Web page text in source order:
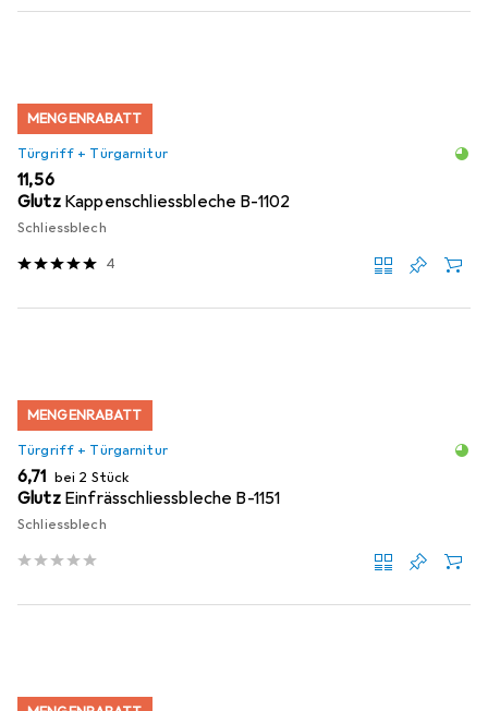
MENGENRABATT
Türgriff + Türgarnitur
EUR
11,56
Glutz Kappenschliessbleche B-1102
Schliessblech
4
MENGENRABATT
Türgriff + Türgarnitur
EUR
6,71 bei 2 Stück
Glutz Einfrässchliessbleche B-1151
Schliessblech